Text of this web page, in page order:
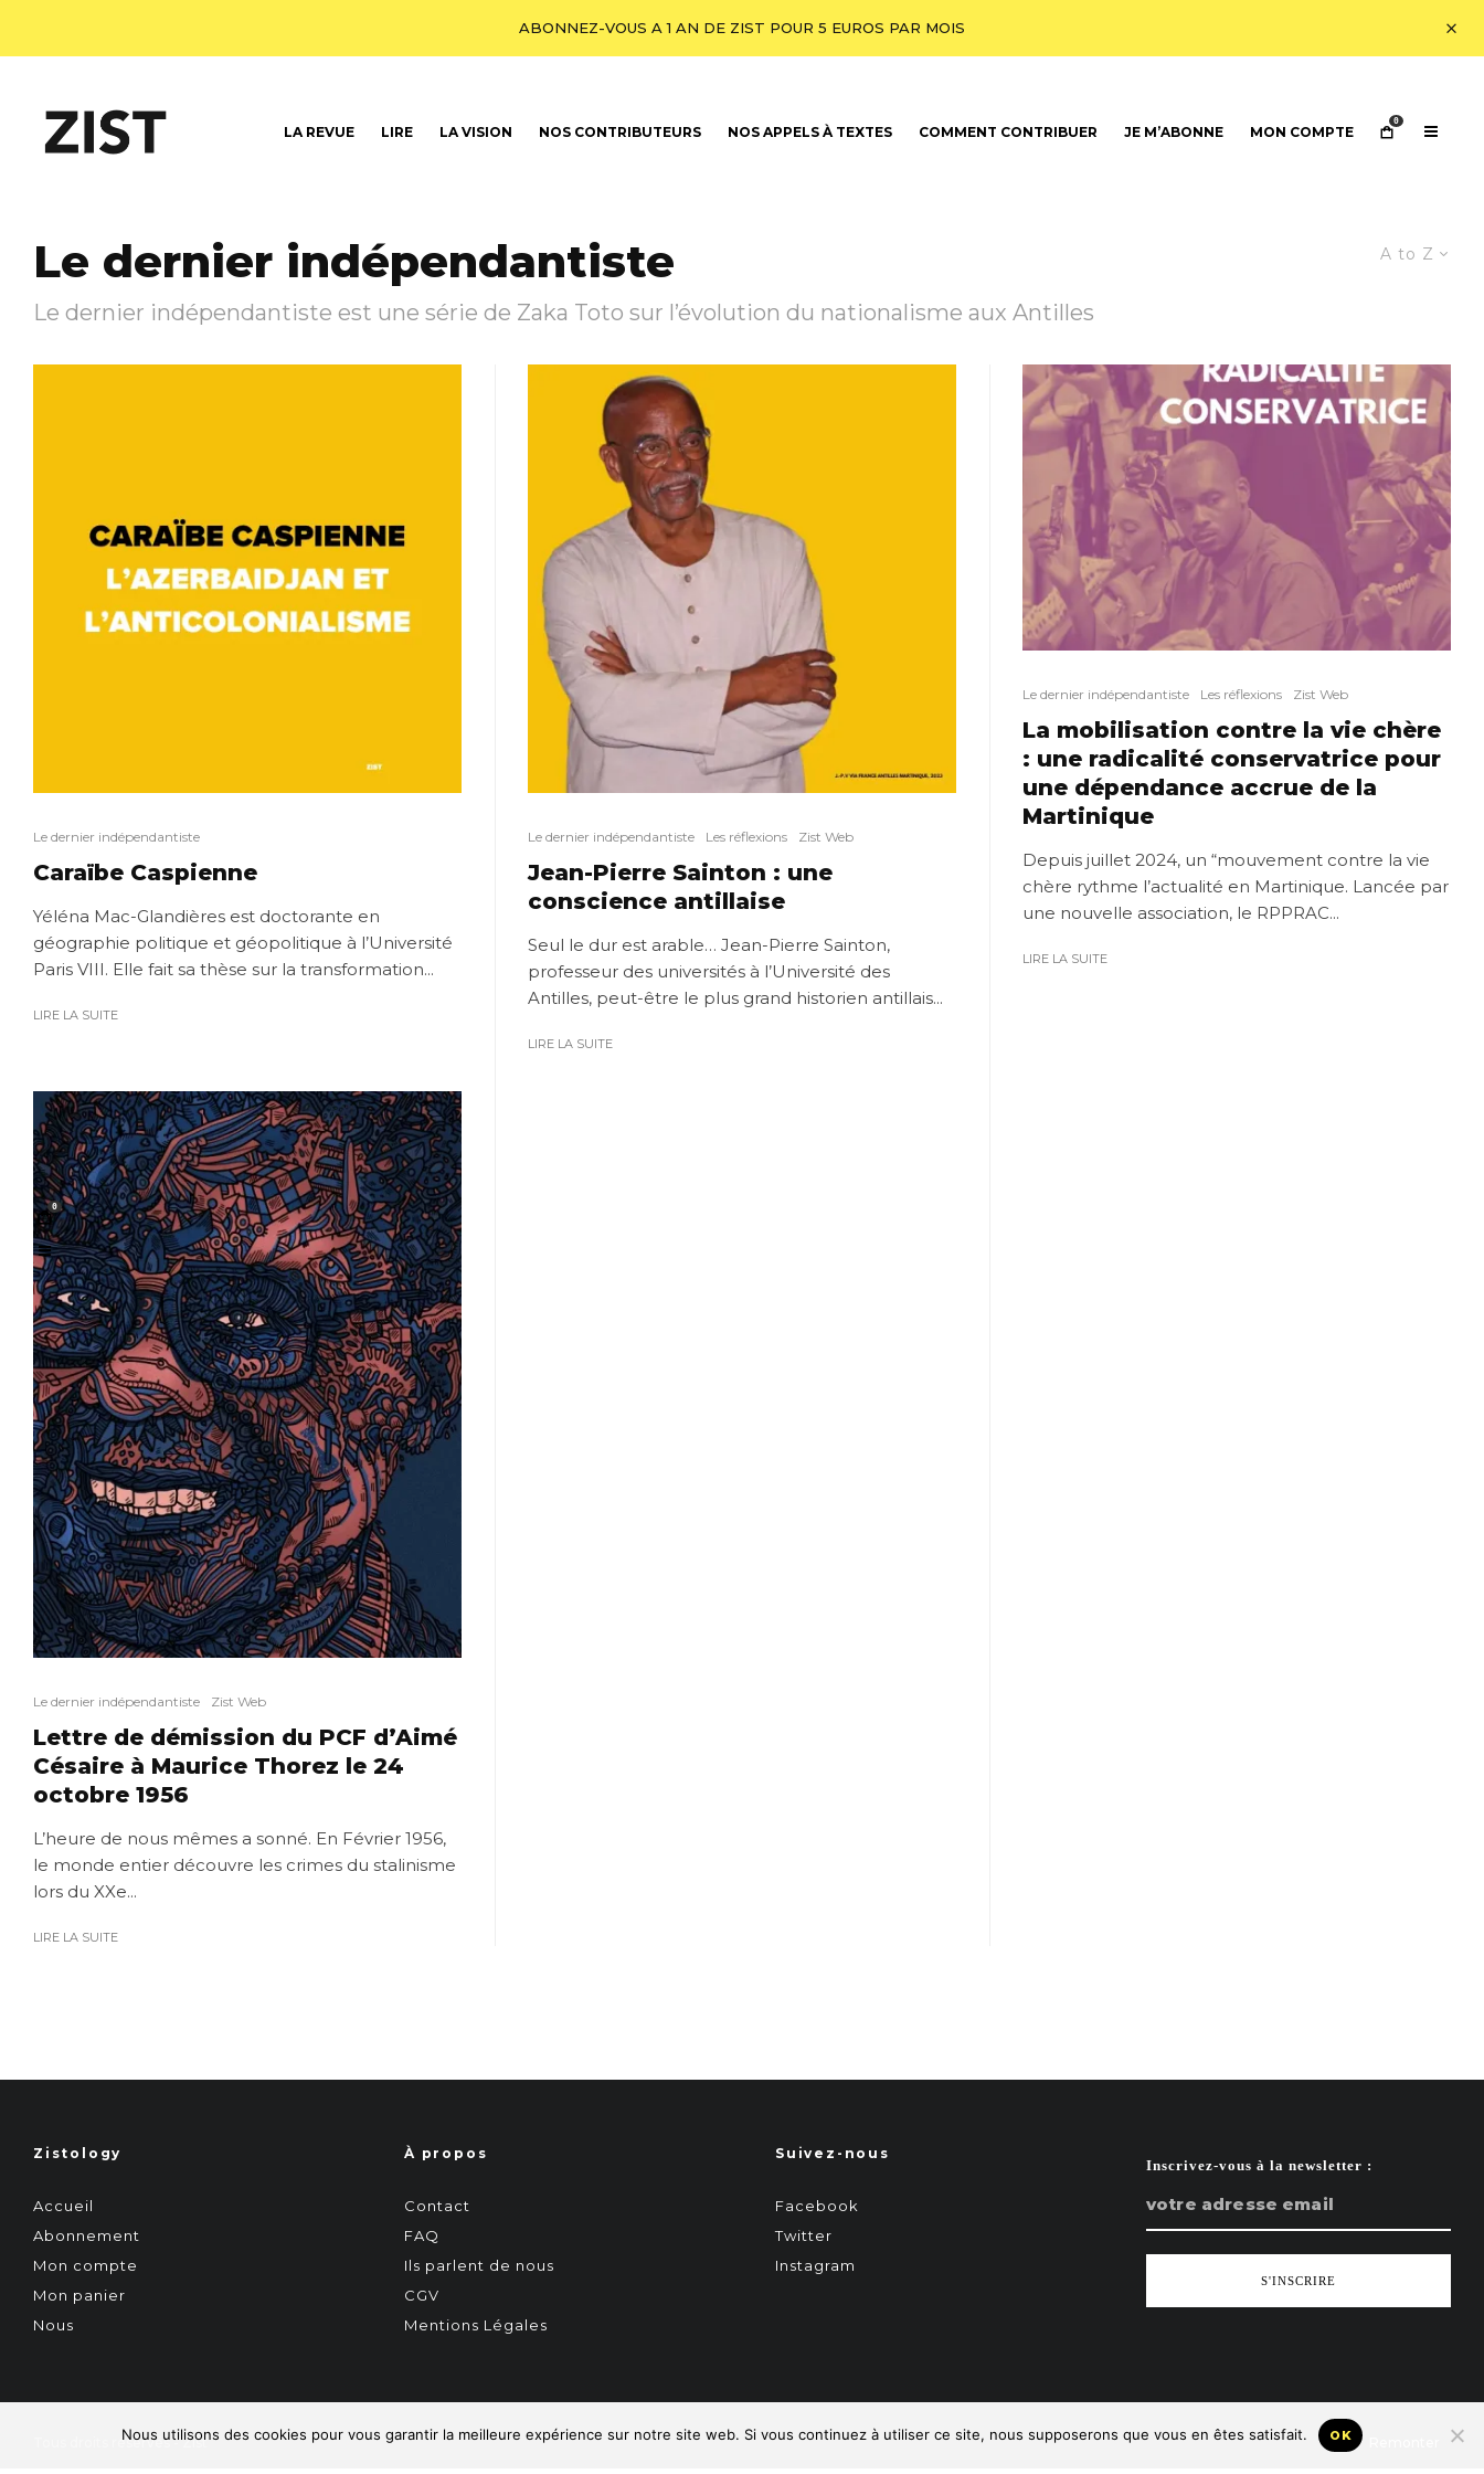
ABONNEZ-VOUS A 1 AN DE ZIST POUR 5 EUROS PAR MOIS
LA REVUE LIRE LA VISION NOS CONTRIBUTEURS NOS APPELS À TEXTES COMMENT CONTRIBUER JE M’ABONNE MON COMPTE
0
A to Z
Le dernier indépendantiste
Le dernier indépendantiste est une série de Zaka Toto sur l’évolution du nationalisme aux Antilles
Le dernier indépendantiste
Caraïbe Caspienne
Yéléna Mac-Glandières est doctorante en
géographie politique et géopolitique à l’Université
Paris VIII. Elle fait sa thèse sur la transformation...
LIRE LA SUITE
Le dernier indépendantiste Zist Web
Lettre de démission du PCF d’Aimé
Césaire à Maurice Thorez le 24
octobre 1956
L’heure de nous mêmes a sonné. En Février 1956,
le monde entier découvre les crimes du stalinisme
lors du XXe...
LIRE LA SUITE
Le dernier indépendantiste Les réflexions Zist Web
Jean-Pierre Sainton : une
conscience antillaise
Seul le dur est arable… Jean-Pierre Sainton,
professeur des universités à l’Université des
Antilles, peut-être le plus grand historien antillais...
LIRE LA SUITE
Le dernier indépendantiste Les réflexions Zist Web
La mobilisation contre la vie chère
: une radicalité conservatrice pour
une dépendance accrue de la
Martinique
Depuis juillet 2024, un “mouvement contre la vie
chère rythme l’actualité en Martinique. Lancée par
une nouvelle association, le RPPRAC...
LIRE LA SUITE
Zistology
Accueil
Abonnement
Mon compte
Mon panier
Nous
À propos
Contact
FAQ
Ils parlent de nous
CGV
Mentions Légales
Suivez-nous
Facebook
Twitter
Instagram
Inscrivez-vous à la newsletter :
Tous droits réservés - Zist
0
Nous utilisons des cookies pour vous garantir la meilleure expérience sur notre site web. Si vous continuez à utiliser ce site, nous supposerons que vous en êtes satisfait. OK